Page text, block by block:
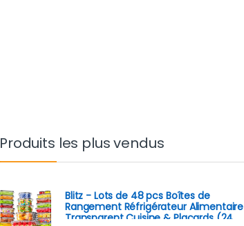
Produits les plus vendus
Blitz - Lots de 48 pcs Boîtes de
Rangement Réfrigérateur Alimentaire
Transparent Cuisine & Placards (24